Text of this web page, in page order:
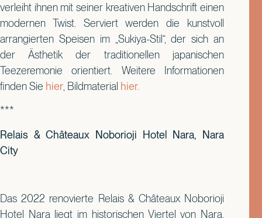
verleiht ihnen mit seiner kreativen Handschrift einen
modernen Twist. Serviert werden die kunstvoll
arrangierten Speisen im „Sukiya-Stil“, der sich an
der Ästhetik der traditionellen japanischen
Teezeremonie orientiert. Weitere Informationen
finden Sie hier , Bildmaterial hier.
***
Relais & Châteaux Noborioji Hotel Nara, Nara
City
Das 2022 renovierte Relais & Châteaux Noborioji
Hotel Nara liegt im historischen Viertel von Nara,